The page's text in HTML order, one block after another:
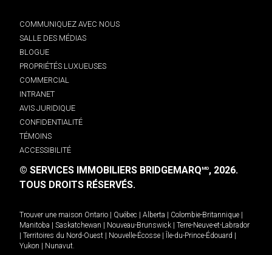
COMMUNIQUEZ AVEC NOUS
SALLE DES MÉDIAS
BLOGUE
PROPRIÉTÉS LUXUEUSES
COMMERCIAL
INTRANET
AVIS JURIDIQUE
CONFIDENTIALITÉ
TÉMOINS
ACCESSIBILITÉ
© SERVICES IMMOBILIERS BRIDGEMARQMD, 2026.
TOUS DROITS RÉSERVÉS.
Trouver une maison Ontario Québec Alberta Colombie-Britannique
Manitoba
Saskatchewan Nouveau-Brunswick
Terre-Neuve-et-Labrador
Territoires du Nord-Ouest Nouvelle-Écosse Île-du-Prince-Édouard
Yukon
Nunavut.